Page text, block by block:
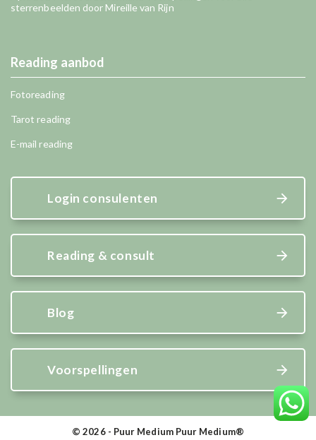
sterrenbeelden door Mireille van Rijn
Reading aanbod
Fotoreading
Tarot reading
E-mail reading
Login consulenten
Reading & consult
Blog
Voorspellingen
© 2026 - Puur Medium Puur Medium®